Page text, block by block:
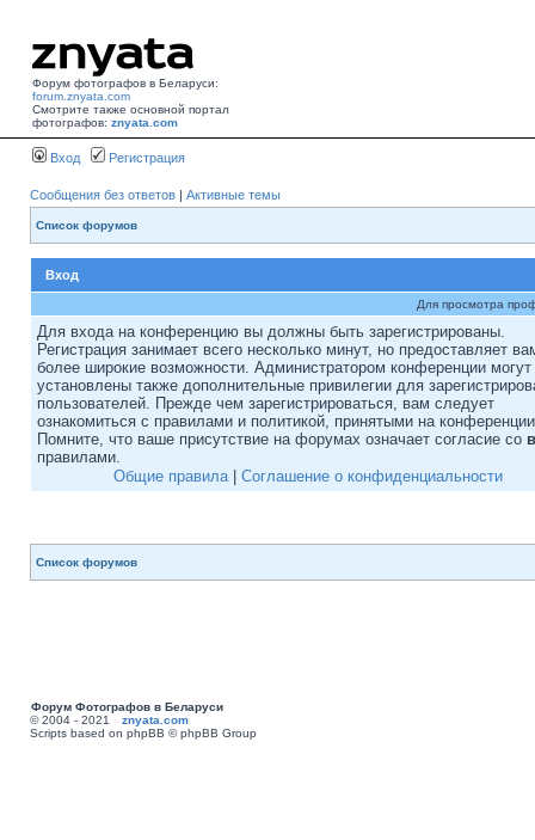
Форум фотографов в Беларуси:
forum.znyata.com
Смотрите также основной портал
фотографов: znyata.com
Вход Регистрация
Сообщения без ответов | Активные темы
Список форумов
Вход
Для просмотра
Для входа на конференцию вы должны быть зарегистрированы.
Регистрация занимает всего несколько минут, но предоставляет
более широкие возможности. Администратором конференции
установлены также дополнительные привилегии для
пользователей. Прежде чем зарегистрироваться, вам следует
ознакомиться с правилами и политикой, принятыми на
Помните, что ваше присутствие на форумах означает согласие со
правилами.
Общие правила| Соглашение о конфиденциальности
Список форумов
Форум Фотографов в Беларуси
© 2004 - 2021 znyata.com
Scripts based on phpBB © phpBB Group